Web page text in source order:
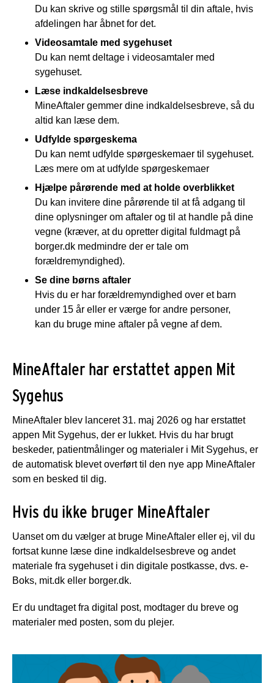
Du kan skrive og stille spørgsmål til din aftale, hvis
afdelingen har åbnet for det.
Videosamtale med sygehuset
Du kan nemt deltage i videosamtaler med
sygehuset.
Læse indkaldelsesbreve
MineAftaler gemmer dine indkaldelsesbreve, så du
altid kan læse dem.
Udfylde spørgeskema
Du kan nemt udfylde spørgeskemaer til sygehuset.
Læs mere om at udfylde spørgeskemaer
Hjælpe pårørende med at holde overblikket
Du kan invitere dine pårørende til at få adgang til
dine oplysninger om aftaler og til at handle på dine
vegne (kræver, at du opretter digital fuldmagt på
borger.dk medmindre der er tale om
forældremyndighed).
Se dine børns aftaler
Hvis du er har forældremyndighed over et barn
under 15 år eller er værge for andre personer,
kan du bruge mine aftaler på vegne af dem.
MineAftaler har erstattet appen Mit
Sygehus
MineAftaler blev lanceret 31. maj 2026 og har erstattet
appen Mit Sygehus, der er lukket. Hvis du har brugt
beskeder, patientmålinger og materialer i Mit Sygehus, er
de automatisk blevet overført til den nye app MineAftaler
som en besked til dig.
Hvis du ikke bruger MineAftaler
Uanset om du vælger at bruge MineAftaler eller ej, vil du
fortsat kunne læse dine indkaldelsesbreve og andet
materiale fra sygehuset i din digitale postkasse, dvs. e-
Boks, mit.dk eller borger.dk.
Er du undtaget fra digital post, modtager du breve og
materialer med posten, som du plejer.